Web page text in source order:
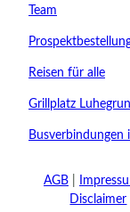
Team
Reisen für alle
Grillplatz
Busverbindungen
AGB
Disclaimer